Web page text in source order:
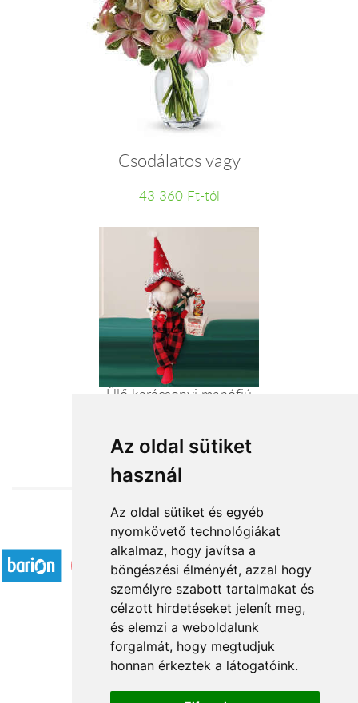
Az oldal sütiket
használ
Az oldal sütiket és egyéb
nyomkövető technológiákat
alkalmaz, hogy javítsa a
böngészési élményét, azzal hogy
személyre szabott tartalmakat és
célzott hirdetéseket jelenít meg,
és elemzi a weboldalunk
forgalmát, hogy megtudjuk
honnan érkeztek a látogatóink.
Csodálatos vagy
43 360 Ft-tól
Ülő karácsonyi manófiú
Elfogadott fizetési módok
Rólunk
Kapcsolat
Á.SZ.F.